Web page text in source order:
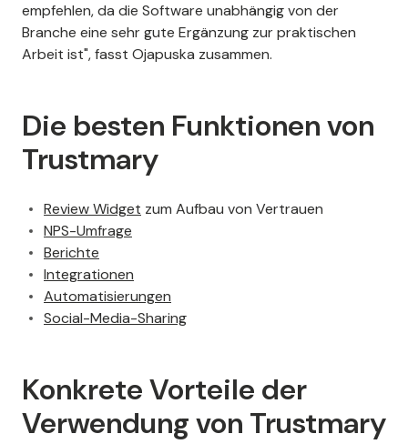
empfehlen, da die Software unabhängig von der
Branche eine sehr gute Ergänzung zur praktischen
Arbeit ist", fasst Ojapuska zusammen.
Die besten Funktionen von
Trustmary
Review Widget zum Aufbau von Vertrauen
NPS-Umfrage
Berichte
Integrationen
Automatisierungen
Social-Media-Sharing
Konkrete Vorteile der
Verwendung von Trustmary